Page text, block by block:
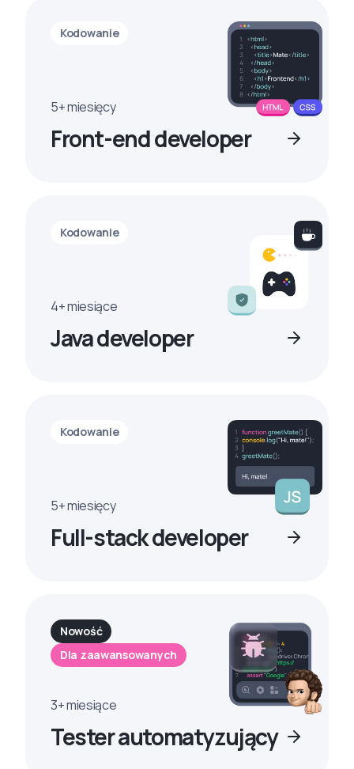
Kodowanie
5+ miesięcy
Front-end developer
Kodowanie
4+ miesiące
Java developer
Kodowanie
5+ miesięcy
Full-stack developer
Nowość
Dla zaawansowanych
3+ miesiące
Tester automatyzujący